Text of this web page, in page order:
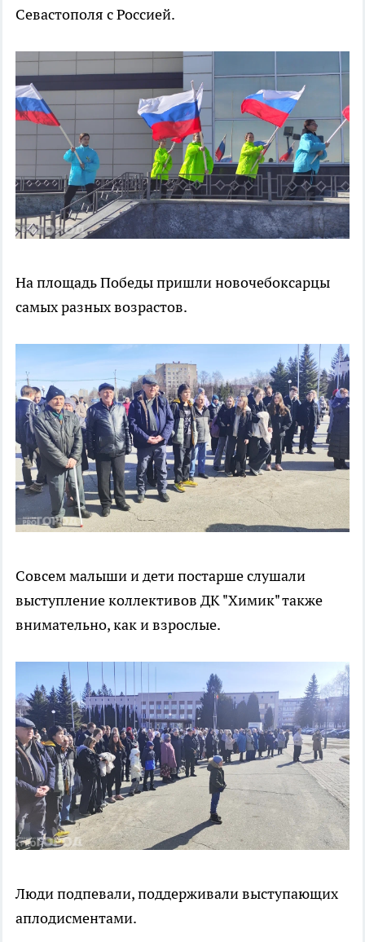
Севастополя с Россией.
На площадь Победы пришли новочебоксарцы
самых разных возрастов.
Совсем малыши и дети постарше слушали
выступление коллективов ДК "Химик" также
внимательно, как и взрослые.
Люди подпевали, поддерживали выступающих
аплодисментами.